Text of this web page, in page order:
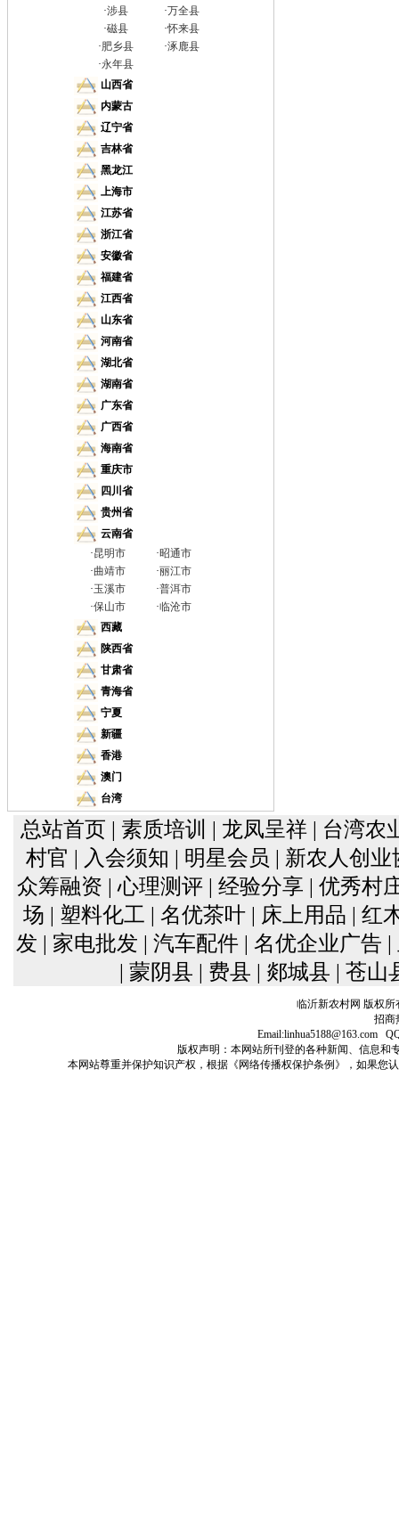
·涉县 ·万全县
·磁县 ·怀来县
·肥乡县 ·涿鹿县
·永年县
山西省
内蒙古
辽宁省
吉林省
黑龙江
上海市
江苏省
浙江省
安徽省
福建省
江西省
山东省
河南省
湖北省
湖南省
广东省
广西省
海南省
重庆市
四川省
贵州省
云南省
·昆明市 ·昭通市
·曲靖市 ·丽江市
·玉溪市 ·普洱市
·保山市 ·临沧市
西藏
陕西省
甘肃省
青海省
宁夏
新疆
香港
澳门
台湾
总站首页 | 素质培训 | 龙凤呈祥 | 台湾农
村官 | 入会须知 | 明星会员 | 新农人创
众筹融资 | 心理测评 | 经验分享 | 优秀村
场 | 塑料化工 | 名优茶叶 | 床上用品 | 红
发 | 家电批发 | 汽车配件 | 名优企业广告 |
| 蒙阴县 | 费县 | 郯城县 | 苍山
临沂新农村网 版权所
招商
Email:linhua5188@163.com
版权声明：本网站所刊登的各种新闻、信息和
本网站尊重并保护知识产权，根据《网络传播权保护条例》，如果您